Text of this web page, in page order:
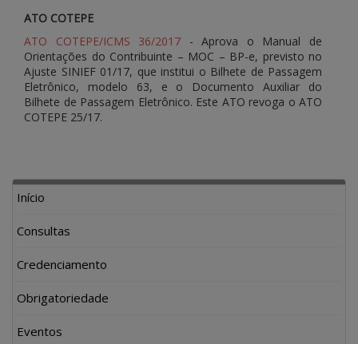
ATO COTEPE
ATO COTEPE/ICMS 36/2017 - Aprova o Manual de
Orientações do Contribuinte – MOC – BP-e, previsto no
Ajuste SINIEF 01/17, que institui o Bilhete de Passagem
Eletrônico, modelo 63, e o Documento Auxiliar do
Bilhete de Passagem Eletrônico. Este ATO revoga o ATO
COTEPE 25/17.
Início
Consultas
Credenciamento
Obrigatoriedade
Eventos